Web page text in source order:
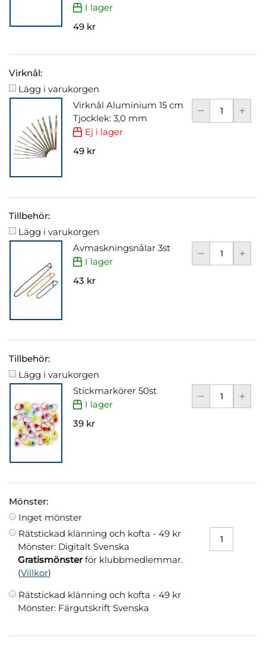
I lager
49 kr
Virknål:
Lägg i varukorgen
Virknål Aluminium 15 cm
Tjocklek: 3,0 mm
Ej i lager
49 kr
Tillbehör:
Lägg i varukorgen
Avmaskningsnålar 3st
I lager
43 kr
Tillbehör:
Lägg i varukorgen
Stickmarkörer 50st
I lager
39 kr
Mönster:
Inget mönster
Rätstickad klänning och kofta - 49 kr
Mönster: Digitalt Svenska
Gratismönsterför klubbmedlemmar.
(Villkor)
Rätstickad klänning och kofta - 49 kr
Mönster: Färgutskrift Svenska